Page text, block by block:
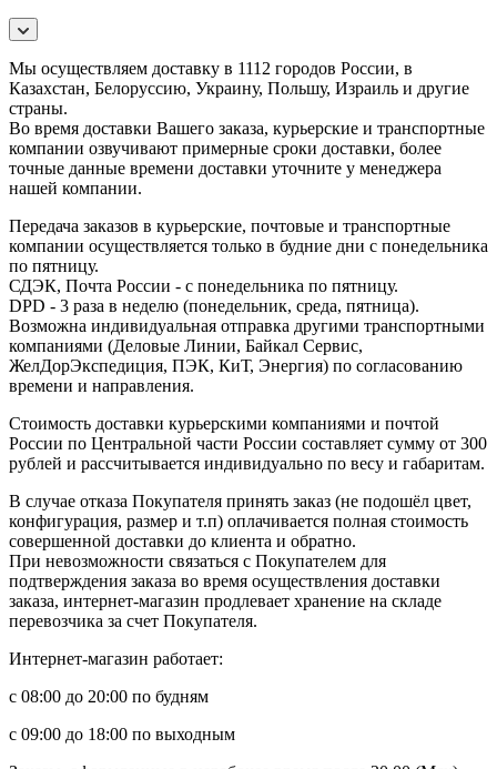
Мы осуществляем доставку в 1112 городов России, в
Казахстан, Белоруссию, Украину, Польшу, Израиль и другие
страны.
Во время доставки Вашего заказа, курьерские и транспортные
компании озвучивают примерные сроки доставки, более
точные данные времени доставки уточните у менеджера
нашей компании.
Передача заказов в курьерские, почтовые и транспортные
компании осуществляется только в будние дни с понедельника
по пятницу.
СДЭК, Почта России - с понедельника по пятницу.
DPD - 3 раза в неделю (понедельник, среда, пятница).
Возможна индивидуальная отправка другими транспортными
компаниями (Деловые Линии, Байкал Сервис,
ЖелДорЭкспедиция, ПЭК, КиТ, Энергия) по согласованию
времени и направления.
Стоимость доставки курьерскими компаниями и почтой
России по Центральной части России составляет сумму от 300
рублей и рассчитывается индивидуально по весу и габаритам.
В случае отказа Покупателя принять заказ (не подошёл цвет,
конфигурация, размер и т.п) оплачивается полная стоимость
совершенной доставки до клиента и обратно.
При невозможности связаться с Покупателем для
подтверждения заказа во время осуществления доставки
заказа, интернет-магазин продлевает хранение на складе
перевозчика за счет Покупателя.
Интернет-магазин работает:
с 08:00 до 20:00 по будням
с 09:00 до 18:00 по выходным